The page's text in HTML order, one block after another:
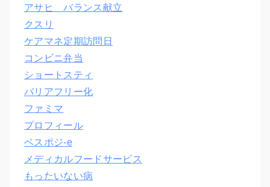
アサヒ バランス献立
クスリ
ケアマネ定期訪問日
コンビニ弁当
ショートスティ
バリアフリー化
ファミマ
プロフィール
ベスポジ-e
メディカルフードサービス
もったいない病